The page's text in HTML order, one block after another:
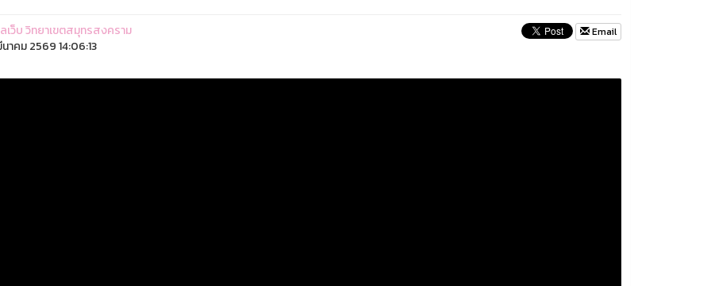
ว็บ วิทยาเขตสมุทรสงคราม
าคม 2569 14:06:13
Email